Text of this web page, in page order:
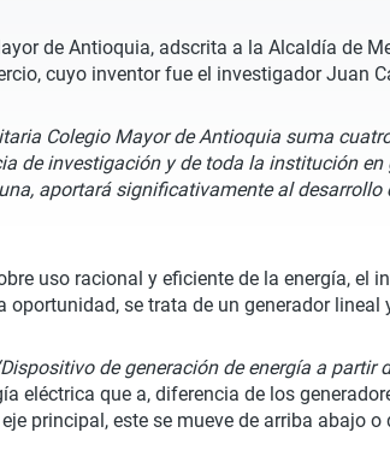
de Antioquia, adscrita a la Alcaldía de
cuyo inventor fue el investigador Juan
Colegio Mayor de Antioquia suma
de investigación y de toda la institución
aportará significativamente al desarrollo
uso racional y eficiente de la energía,
oportunidad, se trata de un generador
de generación de energía a
eléctrica que a, diferencia de los
principal, este se mueve de arriba abajo o